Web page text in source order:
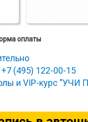
оплаты
+7 (495) 122-00-15
и VIP-курс "УЧИ